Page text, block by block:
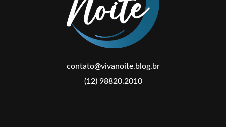
contato@vivanoite.blog.br
(12) 98820.2010